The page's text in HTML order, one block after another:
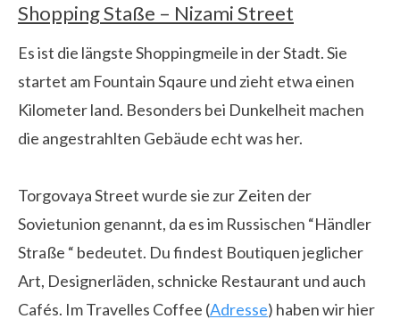
Shopping Staße – Nizami Street
Es ist die längste Shoppingmeile in der Stadt. Sie
startet am Fountain Sqaure und zieht etwa einen
Kilometer land. Besonders bei Dunkelheit machen
die angestrahlten Gebäude echt was her.
Torgovaya Street wurde sie zur Zeiten der
Sovietunion genannt, da es im Russischen “Händler
Straße “ bedeutet. Du findest Boutiquen jeglicher
Art, Designerläden, schnicke Restaurant und auch
Cafés. Im Travelles Coffee (Adresse) haben wir hier